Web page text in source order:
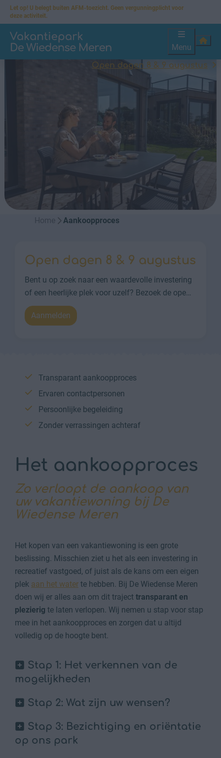
Let op! U belegt buiten AFM-toezicht. Geen vergunningplicht voor
deze activiteit.
Menu
Open dagen 8 & 9 augustus
Home Aankoopproces
Open dagen 8 & 9 augustus
Bent u op zoek naar een waardevolle investering
of een heerlijke plek voor uzelf? Bezoek de ope…
Aanmelden
Transparant aankoopproces
Ervaren contactpersonen
Persoonlijke begeleiding
Zonder verrassingen achteraf
Het aankoopproces
Zo verloopt de aankoop van
uw vakantiewoning bij De
Wiedense Meren
Het kopen van een vakantiewoning is een grote
beslissing. Misschien ziet u het als een investering in
recreatief vastgoed, of juist als de kans om een eigen
plek aan het water te hebben. Bij De Wiedense Meren
doen wij er alles aan om dit trajecttransparant en
plezierig te laten verlopen. Wij nemen u stap voor stap
mee in het aankoopproces en zorgen dat u altijd
volledig op de hoogte bent.
Stap 1: Het verkennen van de
mogelijkheden
Stap 2: Wat zijn uw wensen?
Stap 3: Bezichtiging en oriëntatie
op ons park